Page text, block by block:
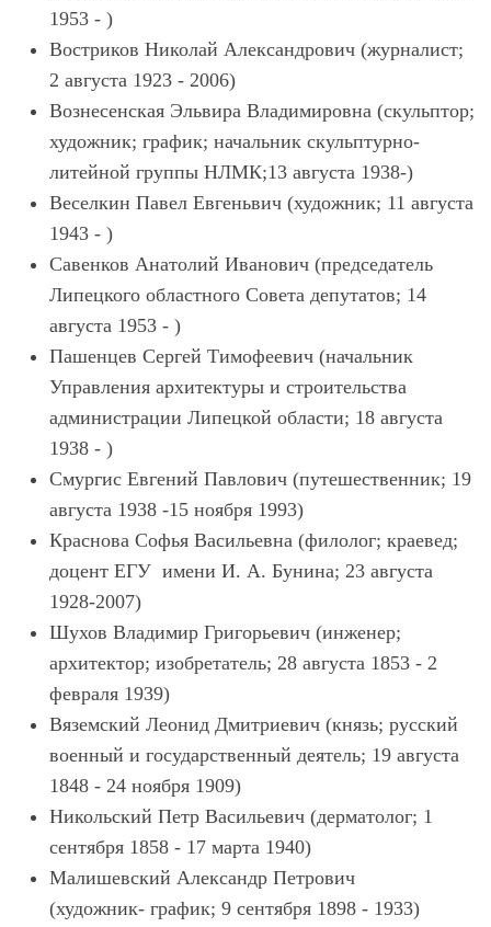
1953 - )
Востриков Николай Александрович (журналист;
2 августа 1923 - 2006)
Вознесенская Эльвира Владимировна (скульптор;
художник; график; начальник скульптурно-
литейной группы НЛМК;13 августа 1938-)
Веселкин Павел Евгеньвич (художник; 11 августа
1943 - )
Савенков Анатолий Иванович (председатель
Липецкого областного Совета депутатов; 14
августа 1953 - )
Пашенцев Сергей Тимофеевич (начальник
Управления архитектуры и строительства
администрации Липецкой области; 18 августа
1938 - )
Смургис Евгений Павлович (путешественник; 19
августа 1938 -15 ноября 1993)
Краснова Софья Васильевна (филолог; краевед;
доцент ЕГУ имени И. А. Бунина; 23 августа
1928-2007)
Шухов Владимир Григорьевич (инженер;
архитектор; изобретатель; 28 августа 1853 - 2
февраля 1939)
Вяземский Леонид Дмитриевич (князь; русский
военный и государственный деятель; 19 августа
1848 - 24 ноября 1909)
Никольский Петр Васильевич (дерматолог; 1
сентября 1858 - 17 марта 1940)
Малишевский Александр Петрович
(художник- график; 9 сентября 1898 - 1933)